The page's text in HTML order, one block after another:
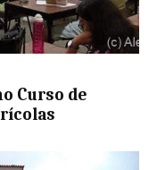
Curso de